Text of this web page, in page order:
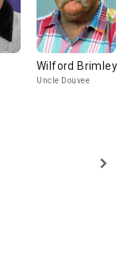
Wilford Brimley
Uncle Douvee